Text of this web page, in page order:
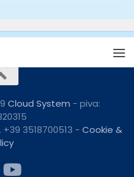
Cloud System - piva:
3518700513 - Cookie &